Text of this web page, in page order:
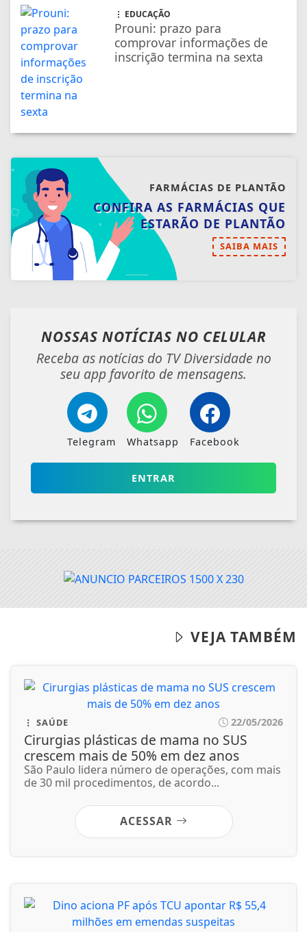
EDUCAÇÃO
Prouni: prazo para
comprovar informações de
inscrição termina na sexta
FARMÁCIAS DE PLANTÃO
CONFIRA AS FARMÁCIAS QUE
ESTARÃO DE PLANTÃO
SAIBA MAIS
NOSSAS NOTÍCIAS NO CELULAR
Receba as notícias do TV Diversidade no
seu app favorito de mensagens.
Telegram Whatsapp Facebook
ENTRAR
VEJA TAMBÉM
SAÚDE 22/05/2026
Cirurgias plásticas de mama no SUS
crescem mais de 50% em dez anos
São Paulo lidera número de operações, com mais
de 30 mil procedimentos, de acordo...
ACESSAR